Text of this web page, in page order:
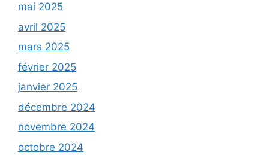
mai 2025
avril 2025
mars 2025
février 2025
janvier 2025
décembre 2024
novembre 2024
octobre 2024